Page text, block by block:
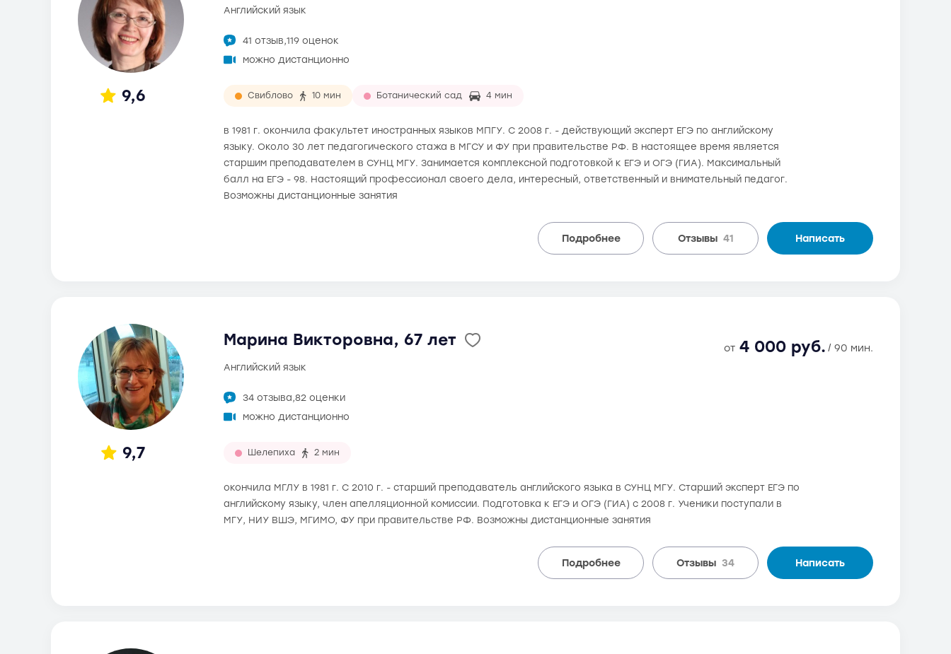
9,6
английский язык
41 отзыв,119 оценок
можно дистанционно
Свиблово 10 мин Ботанический сад 4 мин
в 1981 г. окончила факультет иностранных языков МПГУ. С 2008 г. - действующий эксперт ЕГЭ по английскому
языку. Около 30 лет педагогического стажа в МГСУ и ФУ при правительстве РФ. В настоящее время является
старшим преподавателем в СУНЦ МГУ. Занимается комплексной подготовкой к ЕГЭ и ОГЭ (ГИА). Максимальный
балл на ЕГЭ - 98. Настоящий профессионал своего дела, интересный, ответственный и внимательный педагог.
Возможны дистанционные занятия
Подробнее Отзывы 41 Написать
9,7
Марина Викторовна, 67 лет от 4 000 руб. / 90 мин.
английский язык
34 отзыва,82 оценки
можно дистанционно
Шелепиха 2 мин
окончила МГЛУ в 1981 г. С 2010 г. - старший преподаватель английского языка в СУНЦ МГУ. Старший эксперт ЕГЭ по
английскому языку, член апелляционной комиссии. Подготовка к ЕГЭ и ОГЭ (ГИА) с 2008 г. Ученики поступали в
МГУ, НИУ ВШЭ, МГИМО, ФУ при правительстве РФ. Возможны дистанционные занятия
Подробнее Отзывы 34 Написать